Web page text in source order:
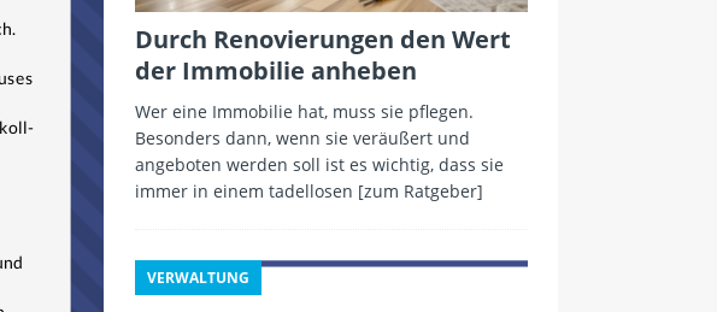
Durch Renovierungen den Wert
der Immobilie anheben
Wer eine Immobilie hat, muss sie pflegen.
Besonders dann, wenn sie veräußert und
angeboten werden soll ist es wichtig, dass sie
immer in einem tadellosen [zum Ratgeber]
VERWALTUNG